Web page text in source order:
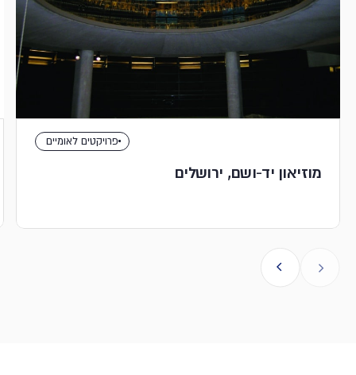
פרויקטים לאומיים
מוזיאון יד-ושם, ירושלים